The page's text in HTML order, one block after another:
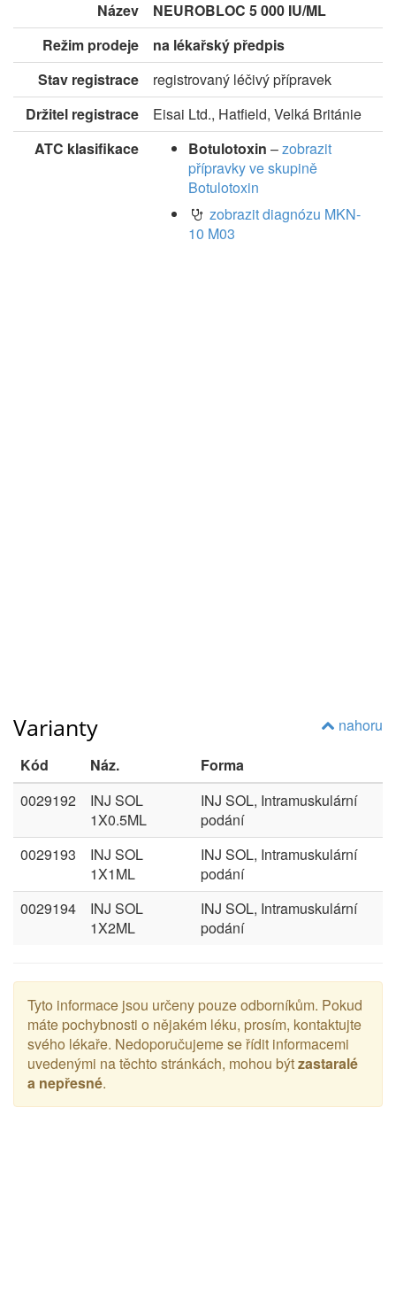
Název
NEUROBLOC 5 000 IU/ML
Režim prodeje
na lékařský předpis
Stav registrace
registrovaný léčivý přípravek
Držitel registrace
Eisai Ltd., Hatfield, Velká Británie
ATC klasifikace
Botulotoxin –zobrazit
přípravky ve skupině
Botulotoxin
zobrazit diagnózu MKN-
10 M03
nahoru
Varianty
Kód Náz.
Forma
0029192
INJ SOL
1X0.5ML
INJ SOL, Intramuskulární
podání
0029193
INJ SOL
1X1ML
INJ SOL, Intramuskulární
podání
0029194
INJ SOL
1X2ML
INJ SOL, Intramuskulární
podání
Tyto informace jsou určeny pouze odborníkům. Pokud
máte pochybnosti o nějakém léku, prosím, kontaktujte
svého lékaře. Nedoporučujeme se řídit informacemi
uvedenými na těchto stránkách, mohou býtzastaralé
a nepřesné.